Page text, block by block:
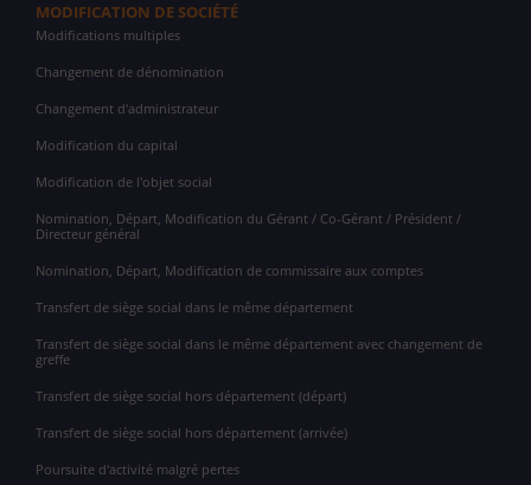
MODIFICATION DE SOCIÉTÉ
Modifications multiples
Changement de dénomination
Changement d'administrateur
Modification du capital
Modification de l'objet social
Nomination, Départ, Modification du Gérant / Co-Gérant / Président /
Directeur général
Nomination, Départ, Modification de commissaire aux comptes
Transfert de siège social dans le même département
Transfert de siège social dans le même département avec changement de
greffe
Transfert de siège social hors département (départ)
Transfert de siège social hors département (arrivée)
Poursuite d'activité malgré pertes